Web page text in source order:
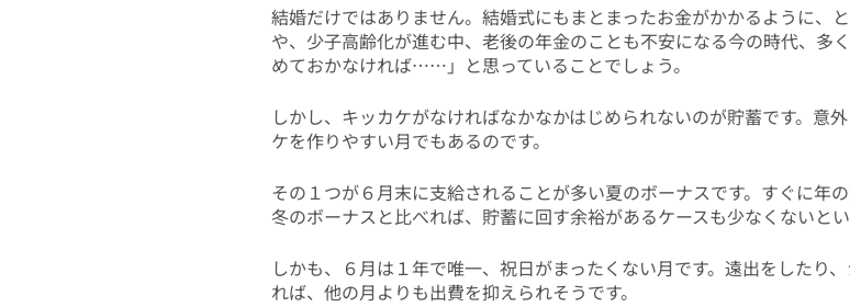
結婚だけではありません。結婚式にもまとまったお金がかかるように、
や、少子高齢化が進む中、老後の年金のことも不安になる今の時代、多
めておかなければ……」と思っていることでしょう。
しかし、キッカケがなければなかなかはじめられないのが貯蓄です。意
ケを作りやすい月でもあるのです。
その１つが６月末に支給されることが多い夏のボーナスです。すぐに年
冬のボーナスと比べれば、貯蓄に回す余裕があるケースも少なくないとい
しかも、６月は１年で唯一、祝日がまったくない月です。遠出をしたり
れば、他の月よりも出費を抑えられそうです。